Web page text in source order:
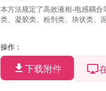
本方法规定了高效液相-电感耦合
类、凝胶类、粉剂类、块状类、
操作：
下载附件